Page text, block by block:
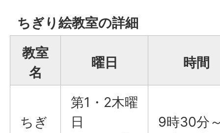
ちぎり絵教室の詳細
教室
名
曜日 時間
ちぎ
第1・2木曜
日
9時30分